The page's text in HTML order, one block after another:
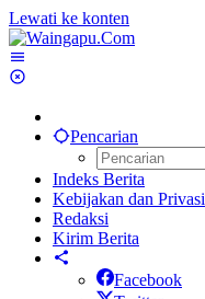
Lewati ke konten
Pencarian
Indeks Berita
Kebijakan dan Privasi
Redaksi
Kirim Berita
Facebook